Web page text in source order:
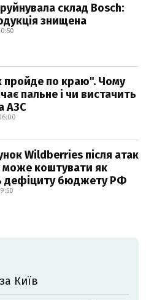
склад Bosch:
знищена
пройде по краю". Чому
пальне і чи вистачить
АЗС
Wildberries після атак
може коштувати як
дефіциту бюджету РФ
Київ